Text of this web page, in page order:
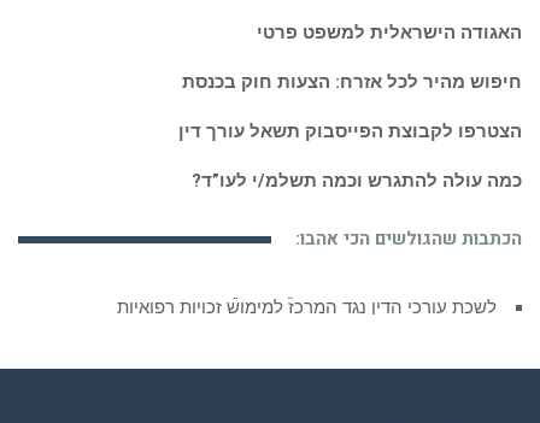
האגודה הישראלית למשפט פרטי
חיפוש מהיר לכל אזרח: הצעות חוק בכנסת
הצטרפו לקבוצת הפייסבוק תשאל עורך דין
כמה עולה להתגרש וכמה תשלמ/י לעו”ד?
הכתבות שהגולשים הכי אהבו:
לשכת עורכי הדין נגד המרכז למימוש זכויות רפואיות